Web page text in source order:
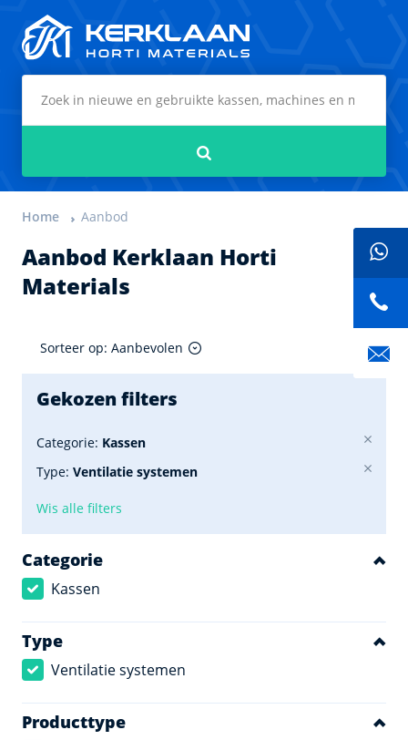
Home Aanbod
Aanbod Kerklaan Horti
Materials
Sorteer op: Aanbevolen
Gekozen filters
Categorie: Kassen
Type: Ventilatie systemen
Wis alle filters
Categorie
Kassen
Type
Ventilatie systemen
Producttype